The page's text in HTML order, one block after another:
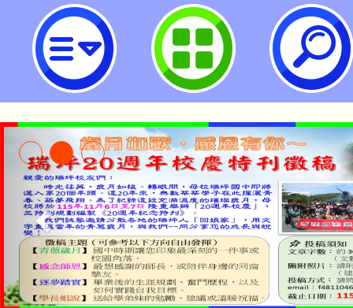
國立臺灣師範大學辦理「2026
車」寒假學生營隊活動-桃園市立
淨零綠生活教案入校路